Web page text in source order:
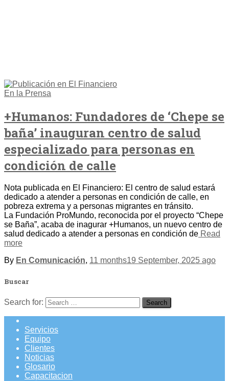
En la Prensa
+Humanos: Fundadores de ‘Chepe se
baña’ inauguran centro de salud
especializado para personas en
condición de calle
Nota publicada en El Financiero: El centro de salud estará
dedicado a atender a personas en condición de calle, en
pobreza extrema y a personas migrantes en tránsito.
La Fundación ProMundo, reconocida por el proyecto “Chepe
se Baña”, acaba de inagurar +Humanos, un nuevo centro de
salud dedicado a atender a personas en condición de Read
more
By En Comunicación, 11 months19 September, 2025 ago
Buscar
Search for:
Servicios
Equipo
Clientes
Noticias
Glosario
Capacitacion